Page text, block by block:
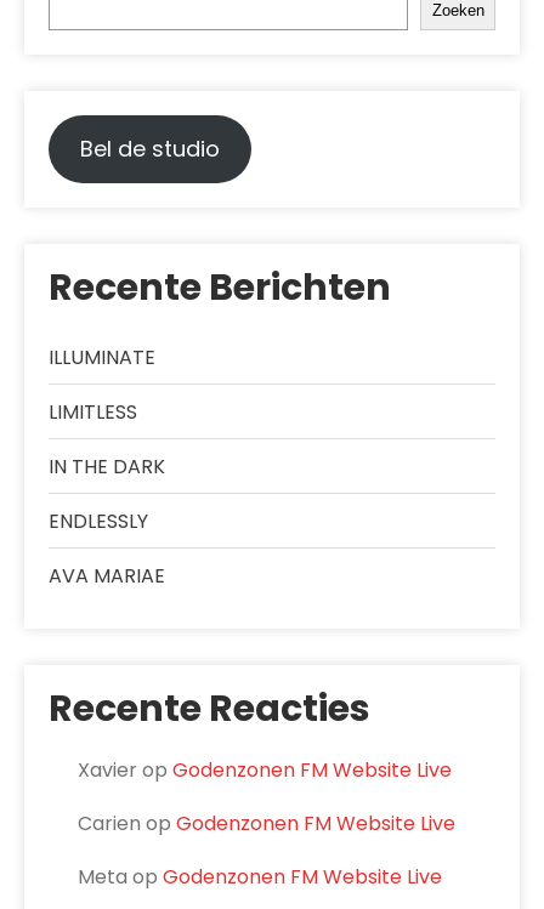
Zoeken
Bel de studio
Recente Berichten
ILLUMINATE
LIMITLESS
IN THE DARK
ENDLESSLY
AVA MARIAE
Recente Reacties
Xavierop Godenzonen FM Website Live
Carien op Godenzonen FM Website Live
Meta op Godenzonen FM Website Live